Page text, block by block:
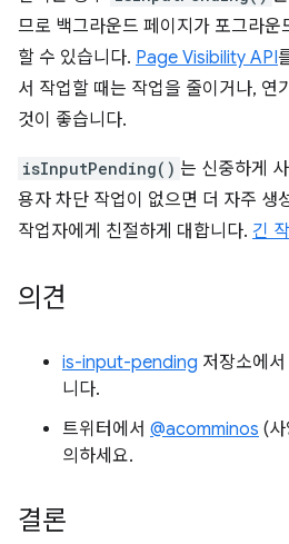
므로 백그라운드 페이지가 포그라운
할 수 있습니다. Page Visibility API
서 작업할 때는 작업을 줄이거나, 연
것이 좋습니다.
isInputPending() 는 신중하게
용자 차단 작업이 없으면 더 자주 생
작업자에게 친절하게 대합니다. 긴
의견
is-input-pending 저장소에
니다.
트위터에서 @acomminos (
의하세요.
결론